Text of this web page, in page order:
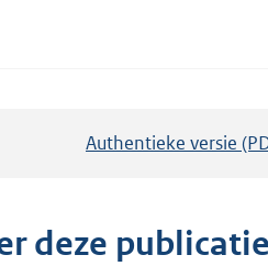
Authentieke versie
deze publicatie